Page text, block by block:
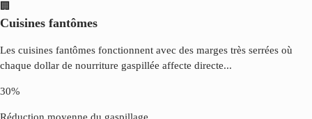
🏢
Cuisines fantômes
Les cuisines fantômes fonctionnent avec des marges très serrées où
chaque dollar de nourriture gaspillée affecte directe...
30%